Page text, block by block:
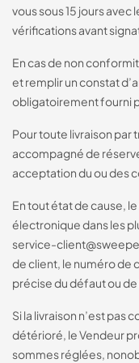
vous sous 15 jours
vérifications avant
En cas de non
et remplir un constat
obligatoirement fourni
Pour toute livraison par
accompagné de
acceptation du ou des
En tout état de cause,
électronique dans les
service-
de client, le numéro de
précise du défaut ou
Si la livraison n’est pas
détérioré, le Vendeur
sommes réglées,